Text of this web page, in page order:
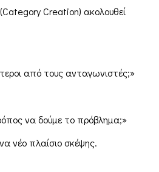
Creation) ακολουθεί
από τους ανταγωνιστές;»
να δούμε το πρόβλημα;»
νέο πλαίσιο σκέψης.